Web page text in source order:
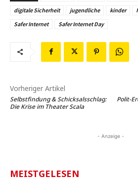
digitale Sicherheit jugendliche kinder
Safer Internet
Safer Internet Day
Vorheriger Artikel
Selbstfindung & Schicksalsschlag:
Die Krise im Theater Scala
Polit-
- Anzeige -
MEISTGELESEN